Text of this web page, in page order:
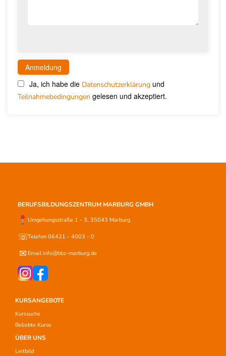
Ja, ich habe die Datenschutzerklärung und
Teilnahmebedingungen gelesen und akzeptiert.
BERUFSBILDUNGSZENTRUM MARBURG GMBH
Umgehungsstraße 1 - 3, 35043 Marburg
☏Telefon 06421 - 4003 - 0
✉ Email info@bbz-marburg.de
KURSANGEBOTE
Kurssuche
Beliebte Kurse
ÜBER UNS
Leitbild